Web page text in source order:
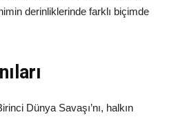
derinliklerinde farklı biçimde
Dünya Savaşı’nı, halkın